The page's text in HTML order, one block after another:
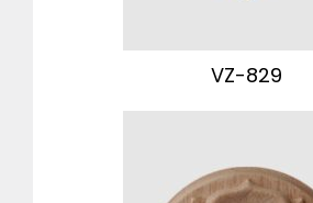
VZ-829